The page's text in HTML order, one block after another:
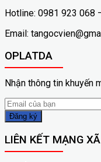
Hotline: 0981 923 068
Email:
OPLATDA
Nhận thông tin khuyến
LIÊN KẾT MẠNG